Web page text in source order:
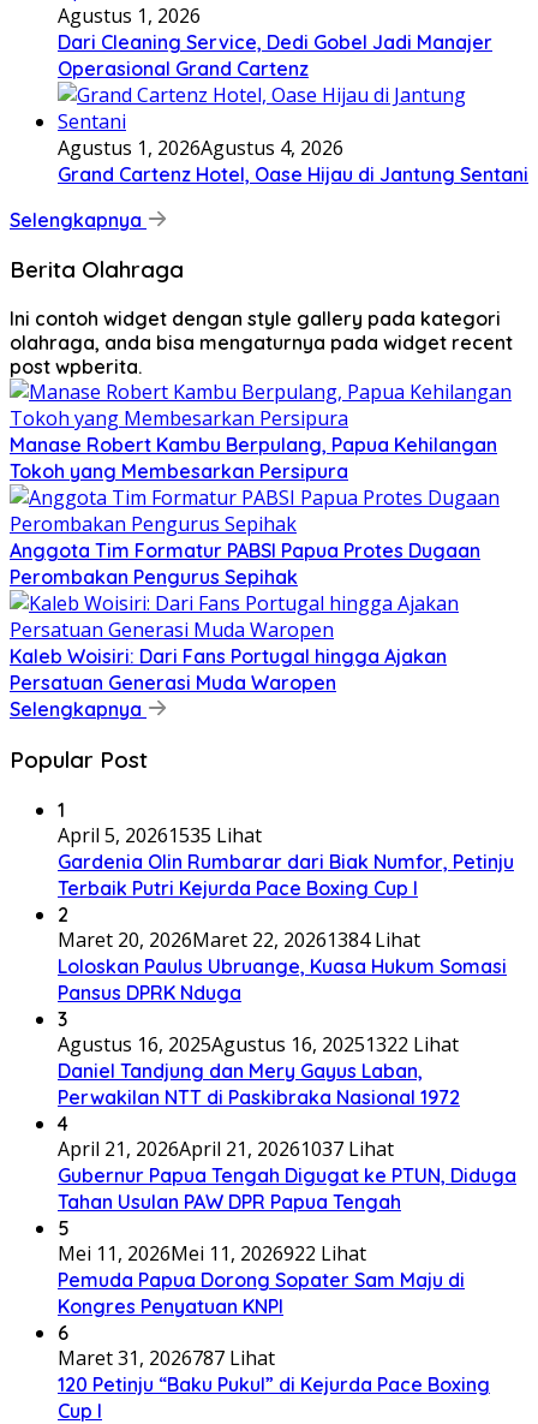
Agustus 1, 2026
Dari Cleaning Service, Dedi Gobel Jadi Manajer
Operasional Grand Cartenz
Agustus 1, 2026Agustus 4, 2026
Grand Cartenz Hotel, Oase Hijau di Jantung Sentani
Selengkapnya
Berita Olahraga
Ini contoh widget dengan style gallery pada kategori
olahraga, anda bisa mengaturnya pada widget recent
post wpberita.
Manase Robert Kambu Berpulang, Papua Kehilangan
Tokoh yang Membesarkan Persipura
Anggota Tim Formatur PABSI Papua Protes Dugaan
Perombakan Pengurus Sepihak
Kaleb Woisiri: Dari Fans Portugal hingga Ajakan
Persatuan Generasi Muda Waropen
Selengkapnya
Popular Post
1
April 5, 20261535 Lihat
Gardenia Olin Rumbarar dari Biak Numfor, Petinju
Terbaik Putri Kejurda Pace Boxing Cup I
2
Maret 20, 2026Maret 22, 20261384 Lihat
Loloskan Paulus Ubruange, Kuasa Hukum Somasi
Pansus DPRK Nduga
3
Agustus 16, 2025Agustus 16, 20251322 Lihat
Daniel Tandjung dan Mery Gayus Laban,
Perwakilan NTT di Paskibraka Nasional 1972
4
April 21, 2026April 21, 20261037 Lihat
Gubernur Papua Tengah Digugat ke PTUN, Diduga
Tahan Usulan PAW DPR Papua Tengah
5
Mei 11, 2026Mei 11, 2026922 Lihat
Pemuda Papua Dorong Sopater Sam Maju di
Kongres Penyatuan KNPI
6
Maret 31, 2026787 Lihat
120 Petinju “Baku Pukul” di Kejurda Pace Boxing
Cup I